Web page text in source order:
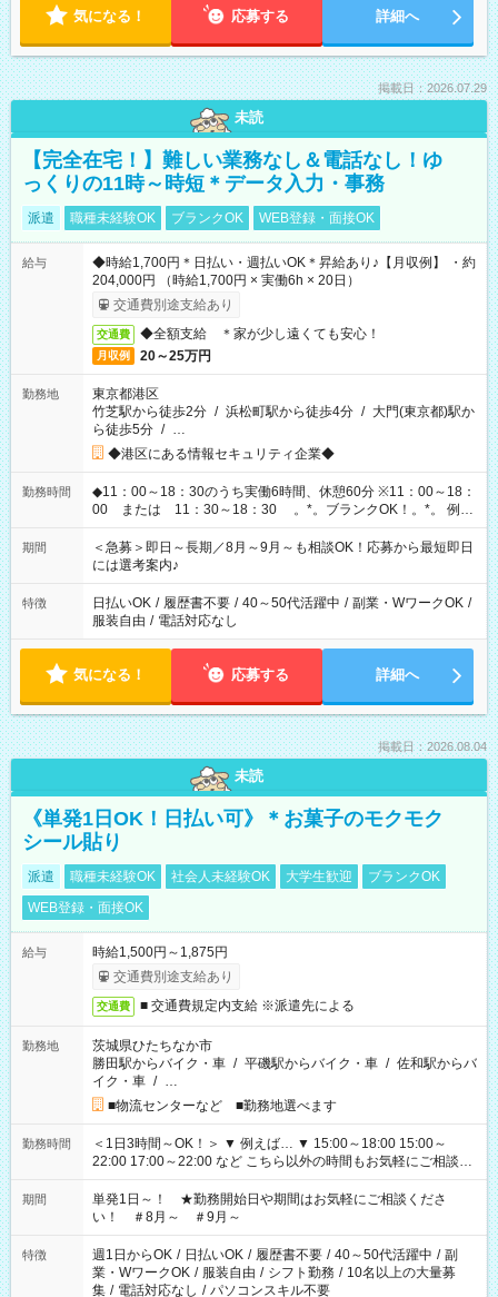
気になる！ 応募する 詳細へ
掲載日：2026.07.29
未読
【完全在宅！】難しい業務なし＆電話なし！ゆ
っくりの11時～時短＊データ入力・事務
派遣 職種未経験OK ブランクOK WEB登録・面接OK
給与
◆時給1,700円＊日払い・週払いOK＊昇給あり♪【月収例】 ・約
204,000円 （時給1,700円 × 実働6h × 20日）
交通費別途支給あり
交通費 ◆全額支給 ＊家が少し遠くても安心！
月収例 20～25万円
勤務地
東京都港区
竹芝駅から徒歩2分 / 浜松町駅から徒歩4分 / 大門(東京都)駅か
ら徒歩5分 / …
◆港区にある情報セキュリティ企業◆
勤務時間
◆11：00～18：30のうち実働6時間、休憩60分 ※11：00～18：
00 または 11：30～18：30 。*。ブランクOK！。*。 例え
ば前職が、 在宅/財団法人/事務/コールセンター/受付/販売/カフェ
スタッフ スイーツ販売/ホテルフロント/化粧品販売/など 様々な
業界から入社して活躍されています♪
期間
＜急募＞即日～長期／8月～9月～も相談OK！応募から最短即日
には選考案内♪
特徴 日払いOK / 履歴書不要 / 40～50代活躍中 / 副業・WワークOK /
服装自由 / 電話対応なし
気になる！ 応募する 詳細へ
掲載日：2026.08.04
未読
《単発1日OK！日払い可》＊お菓子のモクモク
シール貼り
派遣 職種未経験OK 社会人未経験OK 大学生歓迎
ブランクOK
WEB登録・面接OK
給与
時給1,500円～1,875円
交通費別途支給あり
交通費 ■ 交通費規定内支給 ※派遣先による
勤務地
茨城県ひたちなか市
勝田駅からバイク・車 / 平磯駅からバイク・車 / 佐和駅からバ
イク・車 / …
■物流センターなど ■勤務地選べます
勤務時間
＜1日3時間～OK！＞ ▼ 例えば… ▼ 15:00～18:00 15:00～
22:00 17:00～22:00 など こちら以外の時間もお気軽にご相談く
ださい！
期間
単発1日～！ ★勤務開始日や期間はお気軽にご相談くださ
い！ ＃8月～ ＃9月～
特徴 週1日からOK / 日払いOK / 履歴書不要 / 40～50代活躍中 / 副
業・WワークOK / 服装自由 / シフト勤務 / 10名以上の大量募
集 / 電話対応なし / パソコンスキル不要